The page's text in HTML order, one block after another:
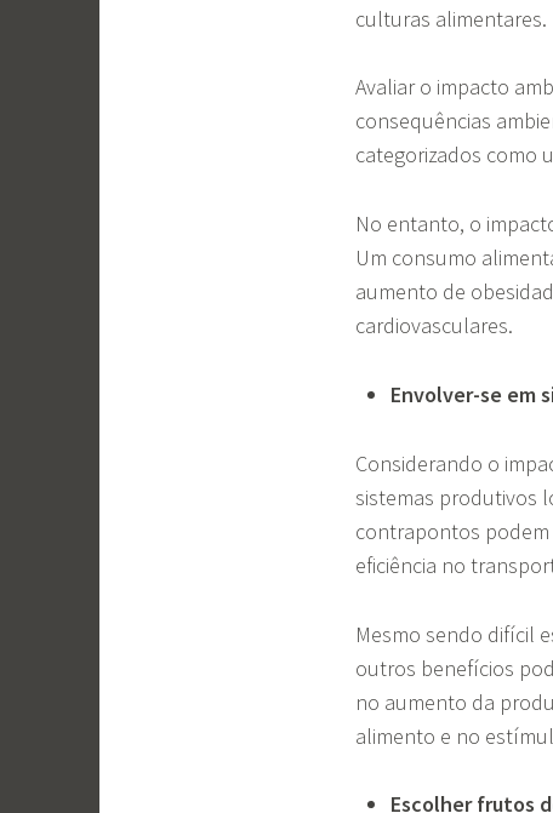
culturas alimentares.
Avaliar o impacto
consequências
categorizados como
No entanto, o
Um consumo
aumento de
cardiovasculares.
Envolver-se em
Considerando o
sistemas produtivos
contrapontos
eficiência no
Mesmo sendo difícil
outros benefícios
no aumento da
alimento e no
Escolher frutos